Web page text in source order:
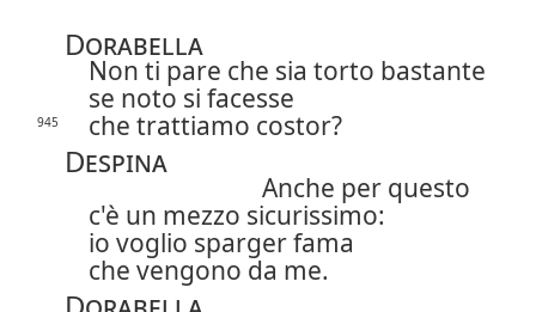
Dorabella
Non ti pare che sia torto bastante
se noto si facesse
945 che trattiamo costor?
Despina
Anche per questo
c'è un mezzo sicurissimo:
io voglio sparger fama
che vengono da me.